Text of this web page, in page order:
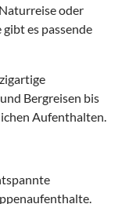
oder
es passende
Bergreisen bis
Aufenthalten.